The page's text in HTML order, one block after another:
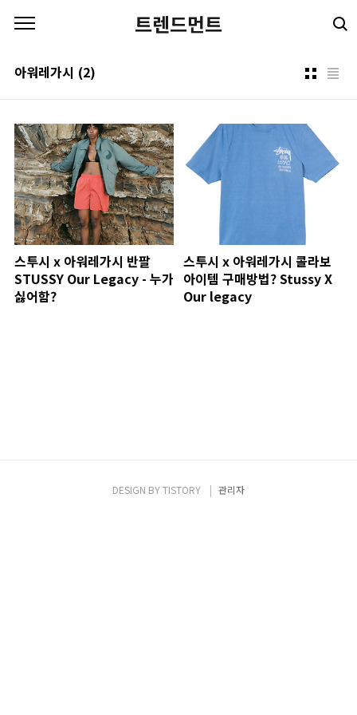
트렌드먼트
아워레가시 (2)
스투시 x 아워레가시 반팔
STUSSY Our Legacy - 누가
싫어함?
스투시 x 아워레가시 콜라보
아이템 구매방법? Stussy X
Our legacy
DESIGN BYTISTORY 관리자